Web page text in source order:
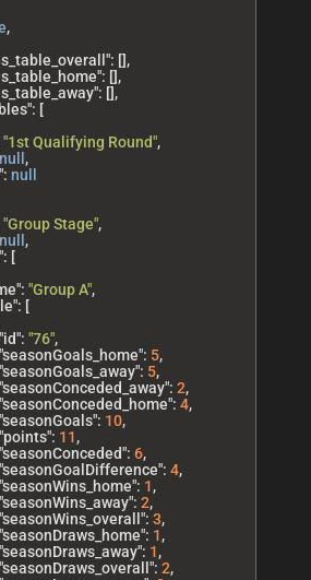
,
: [],
: [],
: [],
: [
"1st Qualifying Round",
null ,
: null
"Group Stage",
null ,
: [
: "Group A",
: [
"id": "76",
"seasonGoals_home": 5,
"seasonGoals_away": 5,
"seasonConceded_away": 2,
"seasonConceded_home": 4,
"seasonGoals": 10,
"points": 11,
"seasonConceded": 6,
"seasonGoalDifference": 4,
"seasonWins_home": 1,
"seasonWins_away": 2,
"seasonWins_overall": 3,
"seasonDraws_home": 1,
"seasonDraws_away": 1,
"seasonDraws_overall": 2,